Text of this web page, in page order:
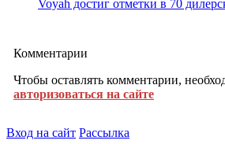
Voyah достиг отметки в 70
Комментарии
Чтобы оставлять комментарии,
авторизоваться на сайте
Вход на сайт Рассылка